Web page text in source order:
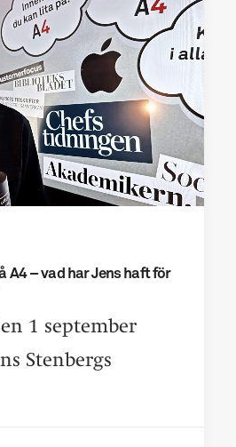
A4 – vad har Jens haft för
1 september
Stenbergs